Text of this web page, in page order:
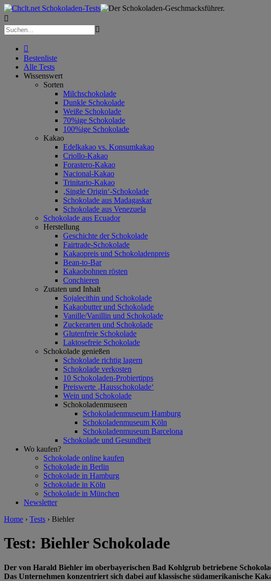



Bestenliste
Alle Tests
Wissenswert
Sorten
Milchschokolade
Dunkle Schokolade
Weiße Schokolade
70%ige Schokolade
100%ige Schokolade
Kakao
Edelkakao vs. Konsumkakao
Criollo-Kakao
Forastero-Kakao
Nacional-Kakao
Trinitario-Kakao
‚Single Origin‘-Schokolade
Schokolade aus Madagaskar
Schokolade aus Venezuela
Schokolade aus Ecuador
Herstellung
Geschichte der Schokolade
Fairtrade-Schokolade
Kakaopreis und Schokoladenpreis
Bean-to-Bar
Kakaobohnen rösten
Conchieren
Zutaten und Inhalt
Sojalecithin und Schokolade
Kakaobutter und Schokolade
Vanille/Vanillin und Schokolade
Zuckerarten und Schokolade
Glutenfreie Schokolade
Laktosefreie Schokolade
Schokolade genießen
Schokolade richtig lagern
Schokolade verkosten
10 Schokoladen-Probiertipps
Preiswerte ‚Hausschokolade‘
Wein und Schokolade
Schokoladenmuseen
Schokoladenmuseum Hamburg
Schokoladenmuseum Köln
Schokoladenmuseum Barcelona
Schokolade und Gesundheit
Wo kaufen?
Schokolade online kaufen
Schokolade in Berlin
Schokolade in Hamburg
Schokolade in Köln
Schokolade in München
Newsletter
Home › Tests › Biehler
Test: Biehler Schokolade
Der von Harald Biehler im oberbayerischen Bad Kohlgrub betriebene
Das Unternehmen konzentriert sich dabei auf klassische südamerikanische